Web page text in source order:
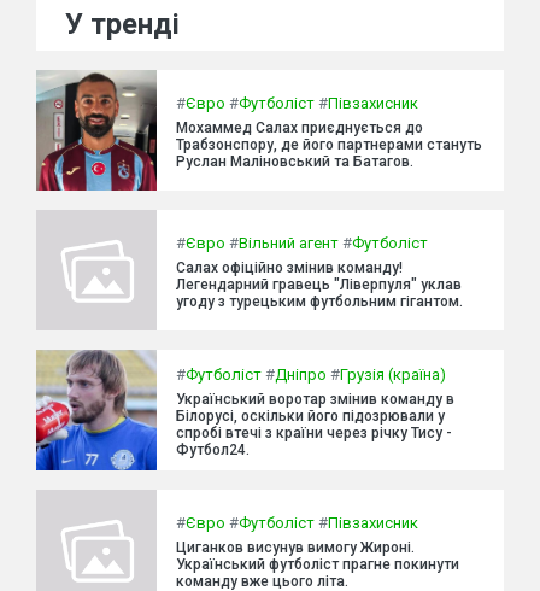
У тренді
#Євро #Футболіст #Півзахисник
Мохаммед Салах приєднується до
Трабзонспору, де його партнерами стануть
Руслан Маліновський та Батагов.
#Євро #Вільний агент #Футболіст
Салах офіційно змінив команду!
Легендарний гравець "Ліверпуля" уклав
угоду з турецьким футбольним гігантом.
#Футболіст #Дніпро #Грузія (країна)
Український воротар змінив команду в
Білорусі, оскільки його підозрювали у
спробі втечі з країни через річку Тису -
Футбол24.
#Євро #Футболіст #Півзахисник
Циганков висунув вимогу Жироні.
Український футболіст прагне покинути
команду вже цього літа.